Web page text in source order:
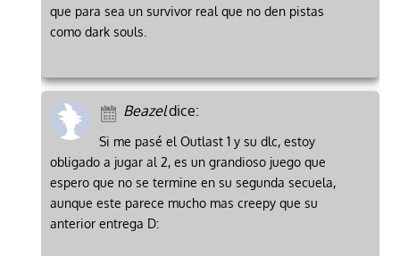
que para sea un survivor real que no den pistas
como dark souls.
Beazeldice:
Si me pasé el Outlast 1 y su dlc, estoy
obligado a jugar al 2, es un grandioso juego que
espero que no se termine en su segunda secuela,
aunque este parece mucho mas creepy que su
anterior entrega D: